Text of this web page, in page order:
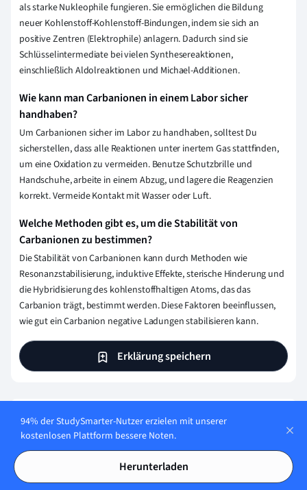
als starke Nukleophile fungieren. Sie ermöglichen die Bildung
neuer Kohlenstoff-Kohlenstoff-Bindungen, indem sie sich an
positive Zentren (Elektrophile) anlagern. Dadurch sind sie
Schlüsselintermediate bei vielen Synthesereaktionen,
einschließlich Aldolreaktionen und Michael-Additionen.
Wie kann man Carbanionen in einem Labor sicher
handhaben?
Um Carbanionen sicher im Labor zu handhaben, solltest Du
sicherstellen, dass alle Reaktionen unter inertem Gas stattfinden,
um eine Oxidation zu vermeiden. Benutze Schutzbrille und
Handschuhe, arbeite in einem Abzug, und lagere die Reagenzien
korrekt. Vermeide Kontakt mit Wasser oder Luft.
Welche Methoden gibt es, um die Stabilität von
Carbanionen zu bestimmen?
Die Stabilität von Carbanionen kann durch Methoden wie
Resonanzstabilisierung, induktive Effekte, sterische Hinderung und
die Hybridisierung des kohlenstoffhaltigen Atoms, das das
Carbanion trägt, bestimmt werden. Diese Faktoren beeinflussen,
wie gut ein Carbanion negative Ladungen stabilisieren kann.
Erklärung speichern
Wie stellen wir sicher, dass unser Content
korrekt und vertrauenswürdig ist?
Bei StudySmarter haben wir eine Lernplattform geschaffen,
die Millionen von Studierende unterstützt. Lerne die
94% der StudySmarter-Nutzer erzielen mit unserer
kostenlosen Plattform bessere Noten.
Herunterladen